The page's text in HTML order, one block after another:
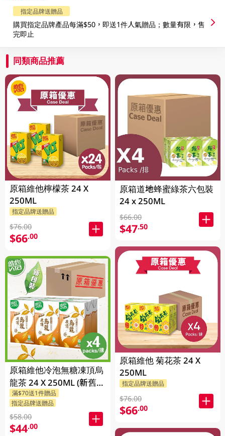
指定品牌送贈品
購買指定品牌產品每滿$50，即送1件人氣贈品；數量有限，售
完即止
同類商品推薦
原箱維他檸檬茶 24 X
250ML
指定品牌送贈品
$76.00
$66.00
原箱維他冷泡無糖凍頂烏
龍茶 24 X 250ML (新舊包
裝隨機發貨)
滿$70送1件贈品
指定品牌送贈品
$58.00
$44.00
原箱道地蜂蜜綠茶六包裝
24 x 250ML
$66.00
$47.50
原箱維他 菊花茶 24 X
250ML
指定品牌送贈品
$76.00
$66.00